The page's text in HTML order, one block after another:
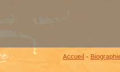
Accueil -